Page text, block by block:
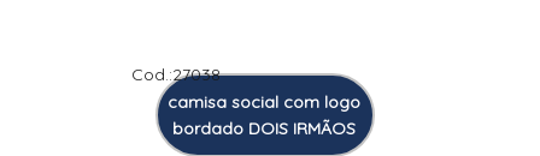
Cod.:27038
camisa social com logo
bordado DOIS IRMÃOS